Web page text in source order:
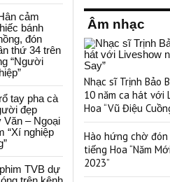
cảm
bánh
đón
thứ 34 trên
“Người
tay pha cà
đẹp
– Ngoại
“Xí nghiệp
TVB dự
Âm nhạc
Nhạc sĩ Trịnh Bảo
10 năm ca hát với
Hoa “Vũ Điệu
Hào hứng chờ đón
tiếng Hoa “Năm
2023”